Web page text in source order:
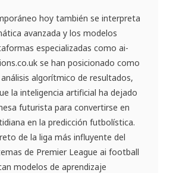
hoy también se interpreta
avanzada y los modelos
especializadas como ai-
se han posicionado como
algorítmico de resultados,
la inteligencia artificial ha dejado
futurista para convertirse en
en la predicción futbolística.
de la liga más influyente del
de Premier League ai football
modelos de aprendizaje